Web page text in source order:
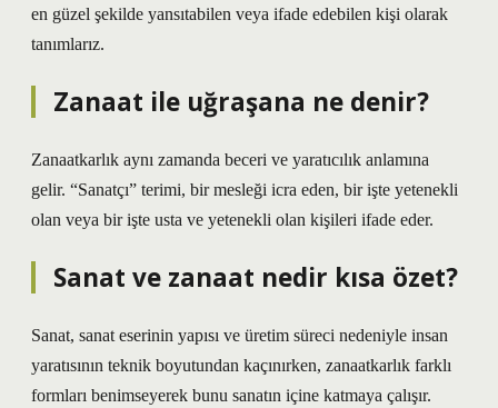
en güzel şekilde yansıtabilen veya ifade edebilen kişi olarak
tanımlarız.
Zanaat ile uğraşana ne denir?
Zanaatkarlık aynı zamanda beceri ve yaratıcılık anlamına
gelir. “Sanatçı” terimi, bir mesleği icra eden, bir işte yetenekli
olan veya bir işte usta ve yetenekli olan kişileri ifade eder.
Sanat ve zanaat nedir kısa özet?
Sanat, sanat eserinin yapısı ve üretim süreci nedeniyle insan
yaratısının teknik boyutundan kaçınırken, zanaatkarlık farklı
formları benimseyerek bunu sanatın içine katmaya çalışır.